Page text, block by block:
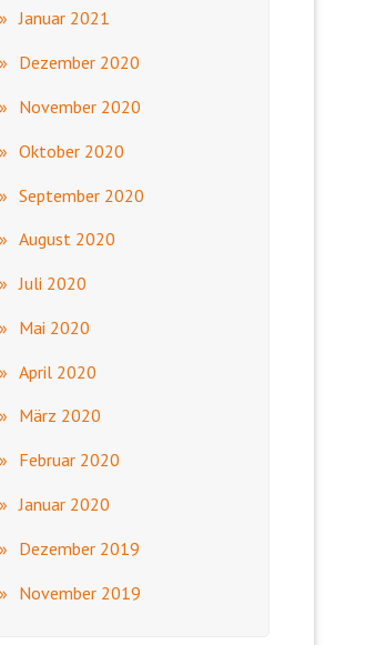
Januar 2021
Dezember 2020
November 2020
Oktober 2020
September 2020
August 2020
Juli 2020
Mai 2020
April 2020
März 2020
Februar 2020
Januar 2020
Dezember 2019
November 2019